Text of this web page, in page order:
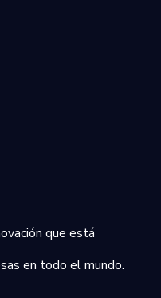
que está
en todo el mundo.